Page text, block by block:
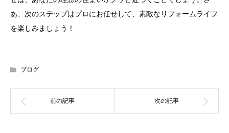
あ、次のステップはプロにお任せして、素敵なリフォームライフ
を楽しみましょう！
ブログ